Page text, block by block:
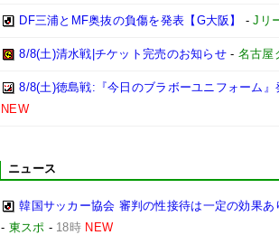
DF三浦とMF奥抜の負傷を発表【G大阪】 -Jリ
8/8(土)清水戦|チケット完売のお知らせ- 名古屋
8/8(土)徳島戦:『今日のブラボーユニフォーム
NEW
ニュース
韓国サッカー協会 審判の性接待は一定の効果
- 東スポ - 18時 NEW